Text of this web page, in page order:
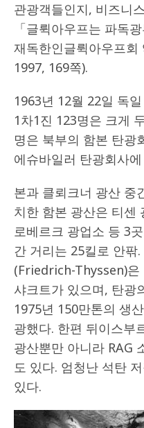
관광객들인지, 비즈니
「글뤽아우프는 파독
재독한인글뤽아우프회
1997, 169쪽).
1963년 12월 22일 독
1차1진 123명은 크게
명은 북부의 함본 탄광
에슈바일러 탄광회사
본과 클뢰크너 광산 중
치한 함본 광산은 티센
로베르크 광업소 등 3
간 거리는 25킬로 안팎
(Friedrich-Thyssen)은
샤크트가 있으며, 탄광
1975년 150만톤의 생
광했다. 한편 뒤이스부
광산뿐만 아니라 RAG
도 있다. 엄청난 석탄
있다.